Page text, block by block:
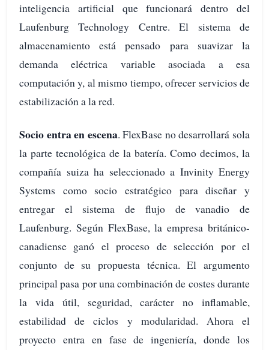
inteligencia artificial que funcionará dentro del
Laufenburg Technology Centre. El sistema de
almacenamiento está pensado para suavizar la
demanda eléctrica variable asociada a esa
computación y, al mismo tiempo, ofrecer servicios de
estabilización a la red.
Socio entra en escena. FlexBase no desarrollará sola
la parte tecnológica de la batería. Como decimos, la
compañía suiza ha seleccionado a Invinity Energy
Systems como socio estratégico para diseñar y
entregar el sistema de flujo de vanadio de
Laufenburg. Según FlexBase, la empresa británico-
canadiense ganó el proceso de selección por el
conjunto de su propuesta técnica. El argumento
principal pasa por una combinación de costes durante
la vida útil, seguridad, carácter no inflamable,
estabilidad de ciclos y modularidad. Ahora el
proyecto entra en fase de ingeniería, donde los